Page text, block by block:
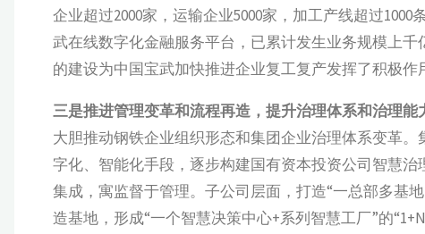
企业超过2000家，运输企业5000家，加工产线超过
武在线数字化金融服务平台，已累计发生业务规模上
的建设为中国宝武加快推进企业复工复产发挥了积极作
三是推进管理变革和流程再造，提升治理体系和治理能
大胆推动钢铁企业组织形态和集团企业治理体系变革
字化、智能化手段，逐步构建国有资本投资公司智慧
集成，寓监督于管理。子公司层面，打造“一总部多基
造基地，形成“一个智慧决策中心+系列智慧工厂”的